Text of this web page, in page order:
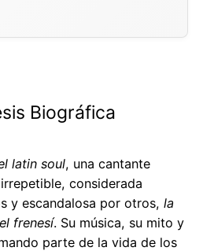
Biográfica
latin soul, una cantante
considerada
y escandalosa por otros, la
frenesí. Su música, su mito y
parte de la vida de los